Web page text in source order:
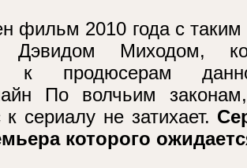
фильм 2010 года с
Дэвидом Миходом,
к продюсерам
По волчьим
сериалу не затихает.
которого